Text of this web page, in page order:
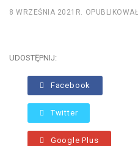
8 WRZEŚNIA 2021R. OPUBLIKOWAŁ
UDOSTĘPNIJ:
Facebook
Twitter
Google Plus